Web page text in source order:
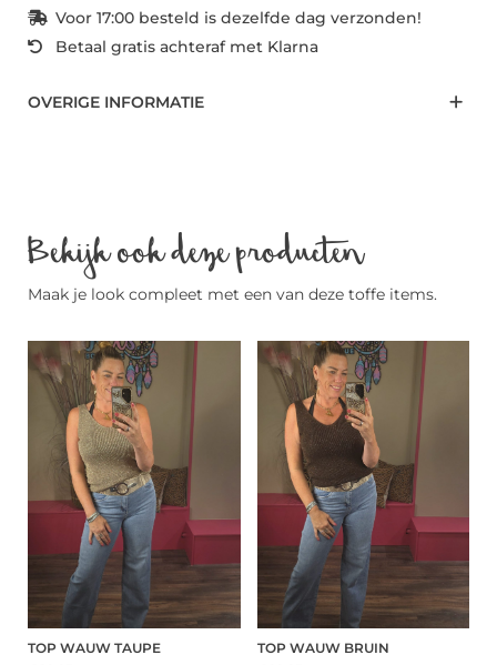
Voor 17:00 besteld is dezelfde dag verzonden!
Betaal gratis achteraf met Klarna
OVERIGE INFORMATIE
Bekijk ook deze producten
Maak je look compleet met een van deze toffe items.
TOP WAUW TAUPE
TOP WAUW BRUIN